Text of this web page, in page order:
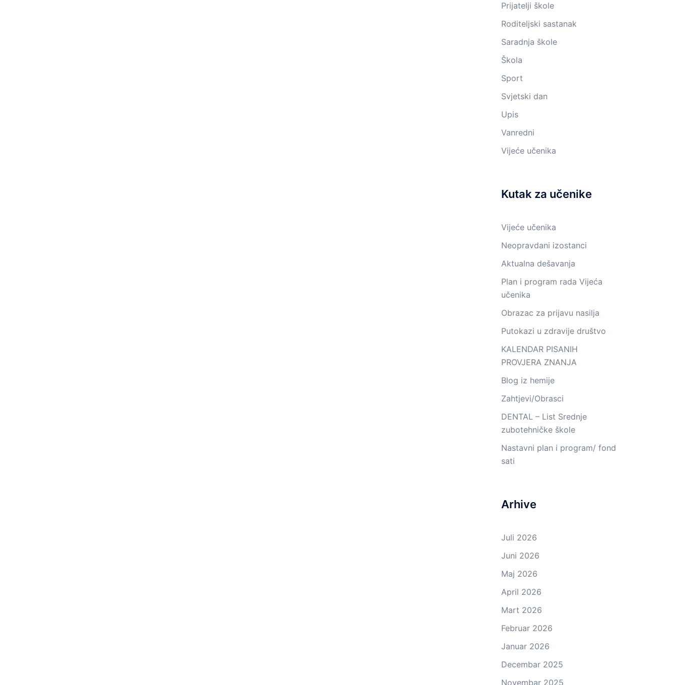
Prijatelji škole
Roditeljski sastanak
Saradnja škole
Škola
Sport
Svjetski dan
Upis
Vanredni
Vijeće učenika
Kutak za učenike
Vijeće učenika
Neopravdani izostanci
Aktualna dešavanja
Plan i program rada Vijeća
učenika
Obrazac za prijavu nasilja
Putokazi u zdravije društvo
KALENDAR PISANIH
PROVJERA ZNANJA
Blog iz hemije
Zahtjevi/Obrasci
DENTAL – List Srednje
zubotehničke škole
Nastavni plan i program/ fond
sati
Arhive
Juli 2026
Juni 2026
Maj 2026
April 2026
Mart 2026
Februar 2026
Januar 2026
Decembar 2025
Novembar 2025